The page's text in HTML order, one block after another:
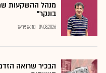
מנהל ההשקעות
בונקר"
04.08.2026 נתנאל אריאל
הבכיר שרואה